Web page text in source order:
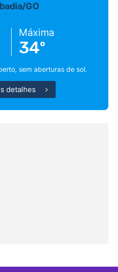
GO
Máxima
34º
sem aberturas de sol.
detalhes